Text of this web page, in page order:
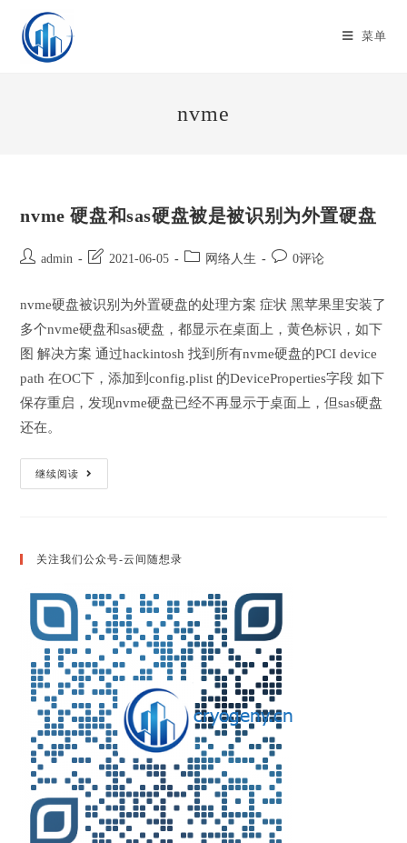
content
菜单
nvme
nvme 硬盘和sas硬盘被是被识别为外置硬盘
Postadmin
Post
modified:
2021-06-05
Post 网络人生
Post0评论
nvme硬盘被识别为外置硬盘的处理方案 症状 黑苹果里安装了
多个nvme硬盘和sas硬盘，都显示在桌面上，黄色标识，如下
图 解决方案 通过hackintosh 找到所有nvme硬盘的PCI device
path 在OC下，添加到config.plist 的DeviceProperties字段 如下
保存重启，发现nvme硬盘已经不再显示于桌面上，但sas硬盘
还在。
继续阅读
Nvme
硬
被
识
别
为
外
置
硬
盘
关注我们公众号-云间随想录